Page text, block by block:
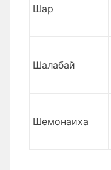
Шар
Шалабай
Шемонаиха